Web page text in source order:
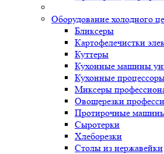
Оборудование холодного
Бликсеры
Картофелечистки
Куттеры
Кухонные машины
Кухонные
Миксеры
Овощерезки
Протирочные
Сыротерки
Хлеборезки
Столы из нержавейки